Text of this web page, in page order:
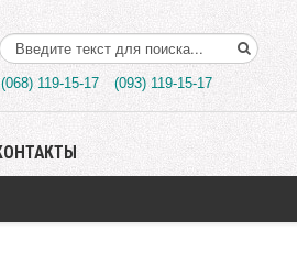
Поиск..
(068) 119-15-17 (093) 119-15-17